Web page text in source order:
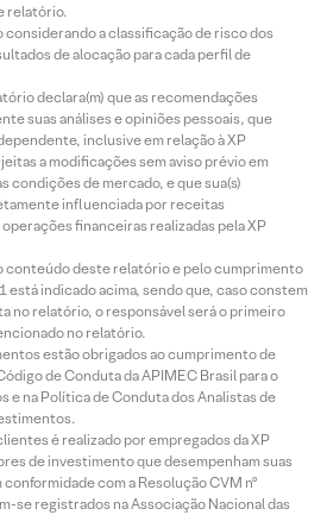
relatório.
a classificação de risco dos
de alocação para cada perfil de
declara(m) que as recomendações
suas análises e opiniões pessoais, que
inclusive em relação à XP
a modificações sem aviso prévio em
condições de mercado, e que sua(s)
influenciada por receitas
financeiras realizadas pela XP
conteúdo deste relatório e pelo cumprimento
está indicado acima, sendo que, caso constem
no relatório, o responsável será o primeiro
no relatório.
estão obrigados ao cumprimento de
de Conduta da APIMEC Brasil para o
e na Política de Conduta dos Analistas de
é realizado por empregados da XP
de investimento que desempenham suas
com a Resolução CVM nº
se registrados na Associação Nacional das